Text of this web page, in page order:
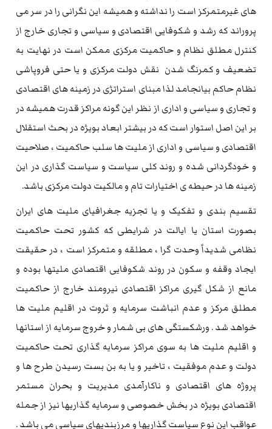
های غیرمتمرکز است را نداشته و همیشه این نگرانی را در سر می
پروراند که رشد و شکوفایی اقتصادی و سیاسی و تجاری خارج از
کنترل مطلق نظام و حاکمیت مرکزی ممکن است در نهایت به
تضعیف و کمرنگ شدن نقش دولت مرکزی و یا حتی فروپاشی
نظام حاکم بیانجامد لذا مبنای استراتژی در زمینه های اقتصادی
و تجاری و سیاسی و اداری از نظر این گونه مراکز قدرت همیشه در
بر این اصل استوار است که در بیشتر ابعاد بویژه در بحث استقلال
اقتصادی و سیاسی و اداری از ملیت ها سلب حاکمیت ، صلاحیت
و خودگردانی شده و روند کلی سیاست و سیاست گذاری در این
زمینه ها در حیطه ی اختیارات تام و مالکیت دولت مرکزی باشد.
تقسیم بندی و تفکیک و یا تجزیه جغرافیای ملیت های ایران
بصورت استان یا ایالت در شرایطی که کشور تحت حاکمیت
نظامی شدیداً وحدت گرا ، مطلقه و متمرکز است ، در حقیقت
ایجاد وقفه و سکون در روند شکوفایی اقتصادی ملیتها بوده و
مانع از شکل گیری مراکز اقتصادی نیرومند خارج از حاکمیت
مطلق مرکز و عدم انباشت سرمایه و ثروت در اقلیم ملیت ها
خواهد شد . ورشکستگی های بی شمار و خروج سرمایه از استانها
و اقلیم ملیت ها به سوی مراکز سرمایه گذاری تحت حاکمیت
دولت و عدم موفقیت ، تاخیر و یا به بن بست رسیدن طرح ها و
پروژه های اقتصادی و ناکارآمدی مدیریت و بحران مستمر
اقتصادی بویژه در بخش خصوصی و سرمایه گذاریها نیز از جمله
عواقب این نوع سیاست گذاریها و مرزبندیهای سیاسی می باشد .